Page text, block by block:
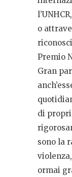
o
Premio
Gran
di
sono la
ormai